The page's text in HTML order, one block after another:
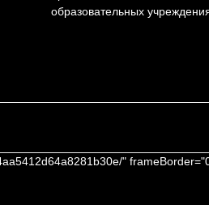
образовательных
"